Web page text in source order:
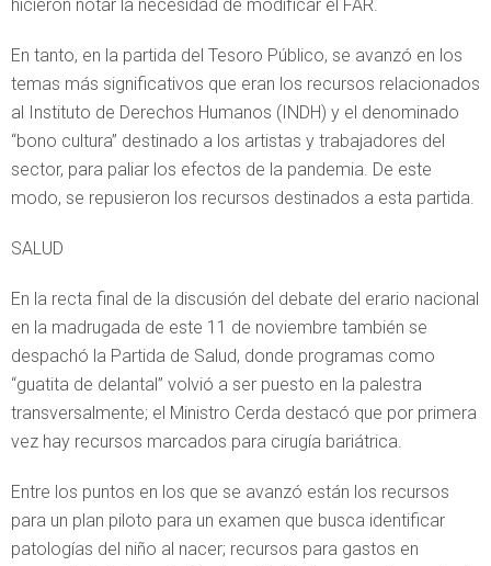
hicieron notar la necesidad de modificar el FAR.
En tanto, en la partida del Tesoro Público, se avanzó en los
temas más significativos que eran los recursos relacionados
al Instituto de Derechos Humanos (INDH) y el denominado
“bono cultura” destinado a los artistas y trabajadores del
sector, para paliar los efectos de la pandemia. De este
modo, se repusieron los recursos destinados a esta partida.
SALUD
En la recta final de la discusión del debate del erario nacional
en la madrugada de este 11 de noviembre también se
despachó la Partida de Salud, donde programas como
“guatita de delantal” volvió a ser puesto en la palestra
transversalmente; el Ministro Cerda destacó que por primera
vez hay recursos marcados para cirugía bariátrica.
Entre los puntos en los que se avanzó están los recursos
para un plan piloto para un examen que busca identificar
patologías del niño al nacer; recursos para gastos en